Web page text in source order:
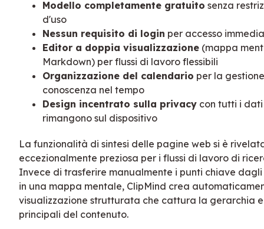
Modello completamente gratuito senza
d'uso
Nessun requisito di login per accesso
Editor a doppia visualizzazione (mappa
Markdown) per flussi di lavoro flessibili
Organizzazione del calendario per la
conoscenza nel tempo
Design incentrato sulla privacy con tutti i
rimangono sul dispositivo
La funzionalità di sintesi delle pagine web si è
eccezionalmente preziosa per i flussi di lavoro di
Invece di trasferire manualmente i punti chiave
in una mappa mentale, ClipMind crea
visualizzazione strutturata che cattura la gerarchia
principali del contenuto.